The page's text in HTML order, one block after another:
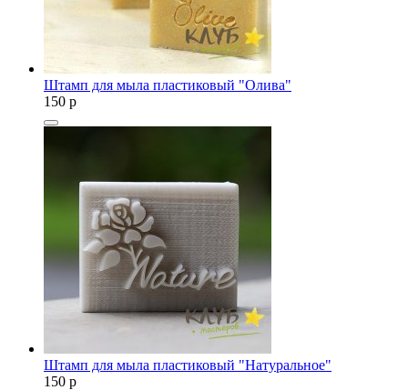
Штамп для мыла пластиковый "Олива"
150 p
Штамп для мыла пластиковый "Натуральное"
150 p